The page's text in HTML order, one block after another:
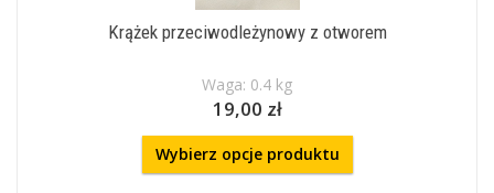
Krążek przeciwodleżynowy z otworem
Waga: 0.4 kg
19,00 zł
Wybierz opcje produktu